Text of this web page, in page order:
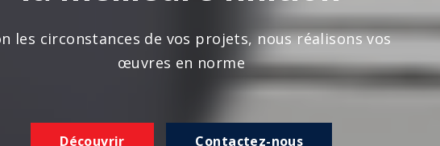
les circonstances de vos projets, nous réalisons vos
œuvres en norme
Découvrir Contactez-nous